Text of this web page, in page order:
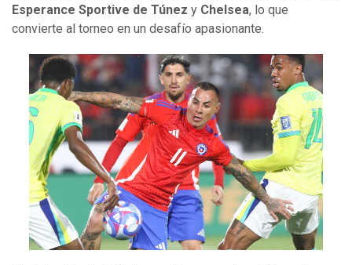
Esperance Sportive de Túnez y Chelsea, lo que
convierte al torneo en un desafío apasionante.